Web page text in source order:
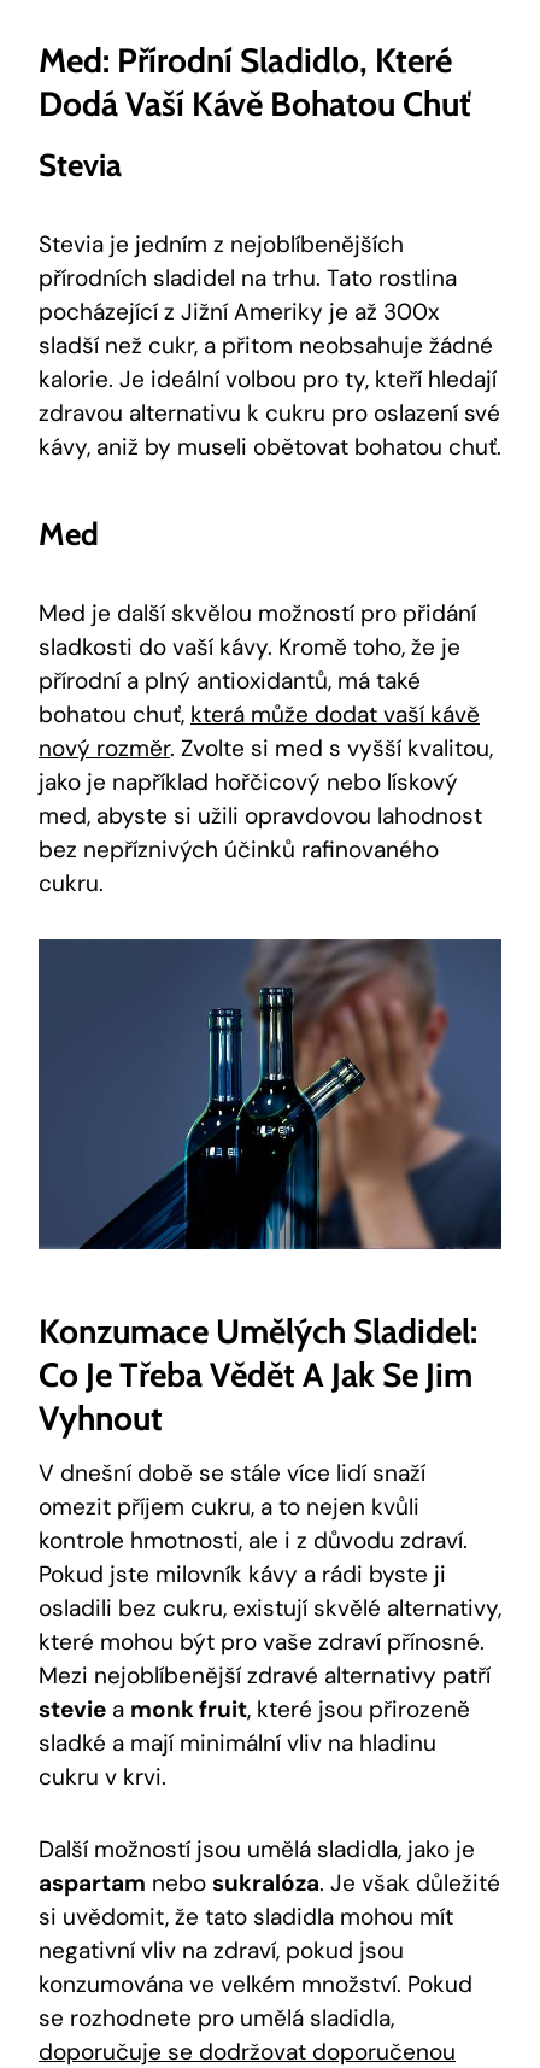
Med: Přírodní Sladidlo, Které
Dodá Vaší Kávě Bohatou Chuť
Stevia
Stevia je jedním z nejoblíbenějších
přírodních sladidel na trhu. Tato rostlina
pocházející z Jižní Ameriky je až 300x
sladší než cukr, a přitom neobsahuje žádné
kalorie. Je ideální volbou pro ty, kteří hledají
zdravou alternativu k cukru pro oslazení své
kávy, aniž by museli obětovat bohatou chuť.
Med
Med je další skvělou možností pro přidání
sladkosti do vaší kávy. Kromě toho, že je
přírodní a plný antioxidantů, má také
bohatou chuť, která může dodat vaší kávě
nový rozměr. Zvolte si med s vyšší kvalitou,
jako je například hořčicový nebo lískový
med, abyste si užili opravdovou lahodnost
bez nepříznivých účinků rafinovaného
cukru.
Konzumace Umělých Sladidel:
Co Je Třeba Vědět A Jak Se Jim
Vyhnout
V dnešní době se stále více lidí snaží
omezit příjem cukru, a to nejen kvůli
kontrole hmotnosti, ale i z důvodu zdraví.
Pokud jste milovník kávy a rádi byste ji
osladili bez cukru, existují skvělé alternativy,
které mohou být pro vaše zdraví přínosné.
Mezi nejoblíbenější zdravé alternativy patří
stevie a monk fruit, které jsou přirozeně
sladké a mají minimální vliv na hladinu
cukru v krvi.
Další možností jsou umělá sladidla, jako je
aspartam nebo sukralóza. Je však důležité
si uvědomit, že tato sladidla mohou mít
negativní vliv na zdraví, pokud jsou
konzumována ve velkém množství. Pokud
se rozhodnete pro umělá sladidla,
doporučuje se dodržovat doporučenou